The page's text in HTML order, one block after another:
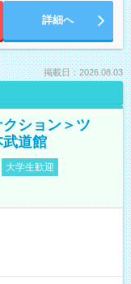
詳細へ
掲載日：2026.08.03
ション＞ツ
道館
大学生歓迎